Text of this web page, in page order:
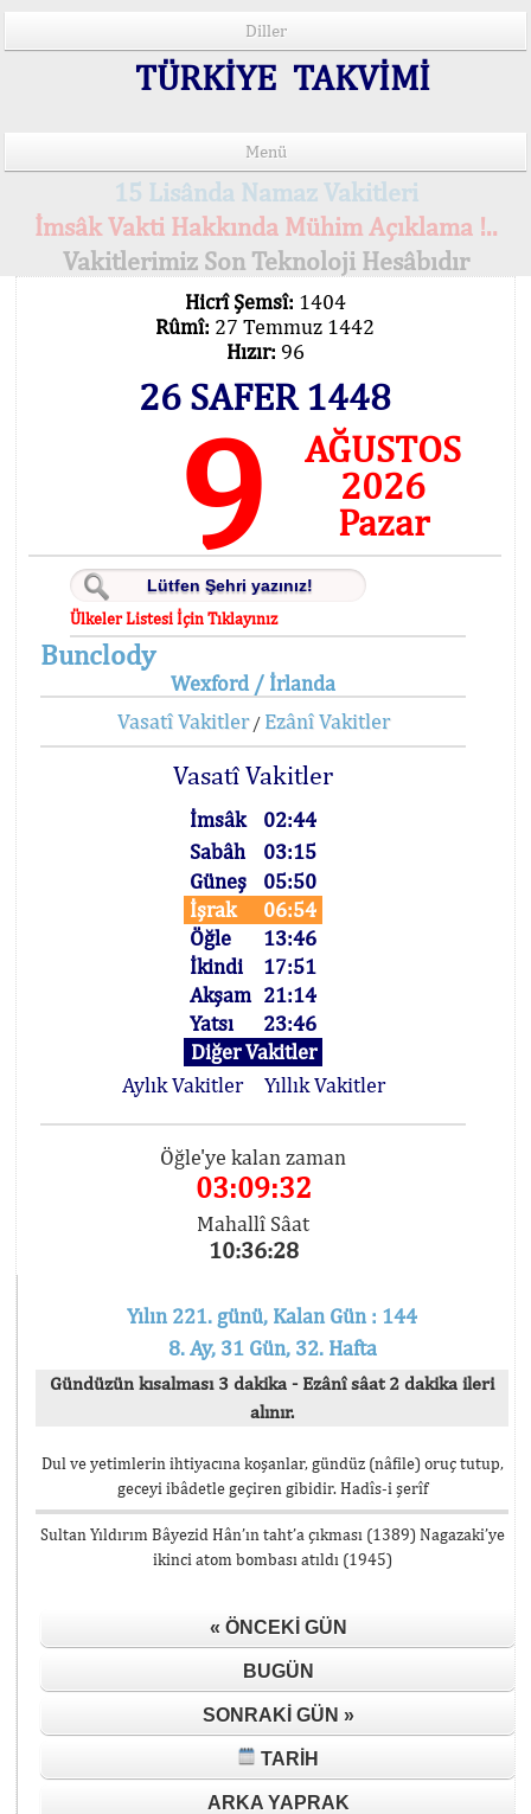
Diller
TÜRKİYE TAKVİMİ
Menü
15 Lisânda Namaz Vakitleri
İmsâk Vakti Hakkında Mühim Açıklama !..
Vakitlerimiz Son Teknoloji Hesâbıdır
Hicrî Şemsî: 1404
Rûmî: 27 Temmuz 1442
Hızır: 96
26 SAFER 1448
9
AĞUSTOS
2026
Pazar
Ülkeler Listesi İçin Tıklayınız
Bunclody
Wexford / İrlanda
Vasatî Vakitler/ Ezânî Vakitler
Vasatî Vakitler
İmsâk
02:44
Sabâh
03:15
Güneş
05:50
İşrak
06:54
Öğle
13:46
İkindi
17:51
Akşam 21:14
Yatsı
23:46
Diğer Vakitler
Aylık Vakitler
Yıllık Vakitler
Öğle'ye kalan zaman
03:09:32
Mahallî Sâat
10:36:28
Yılın 221. günü, Kalan Gün : 144
8. Ay, 31 Gün, 32. Hafta
Gündüzün kısalması 3 dakika - Ezânî sâat 2 dakika ileri
alınır.
Dul ve yetimlerin ihtiyacına koşanlar, gündüz (nâfile) oruç tutup,
geceyi ibâdetle geçiren gibidir. Hadîs-i şerîf
Sultan Yıldırım Bâyezid Hân’ın taht’a çıkması (1389) Nagazaki’ye
ikinci atom bombası atıldı (1945)
« ÖNCEKI GÜN
BUGÜN
SONRAKI GÜN »
TARIH
ARKA YAPRAK